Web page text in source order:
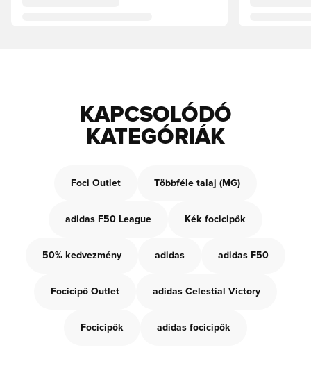
KAPCSOLÓDÓ
KATEGÓRIÁK
Foci Outlet Többféle talaj (MG)
adidas F50 League Kék focicipők
50% kedvezmény adidas adidas F50
Focicipő Outlet adidas Celestial Victory
Focicipők adidas focicipők